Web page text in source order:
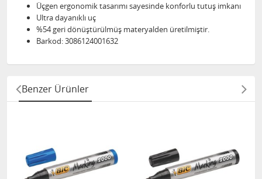
Üçgen ergonomik tasarımı sayesinde konforlu tutuş imkanı
Ultra dayanıklı uç
%54 geri dönüştürülmüş materyalden üretilmiştir.
Barkod: 3086124001632
Benzer Ürünler